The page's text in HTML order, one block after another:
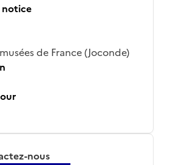
notice
de France (Joconde)
nous